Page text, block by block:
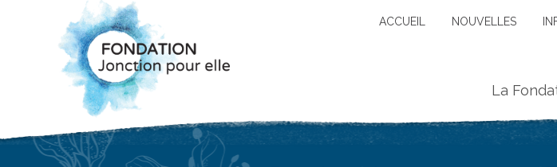
ACCUEIL NOUVELLES
La